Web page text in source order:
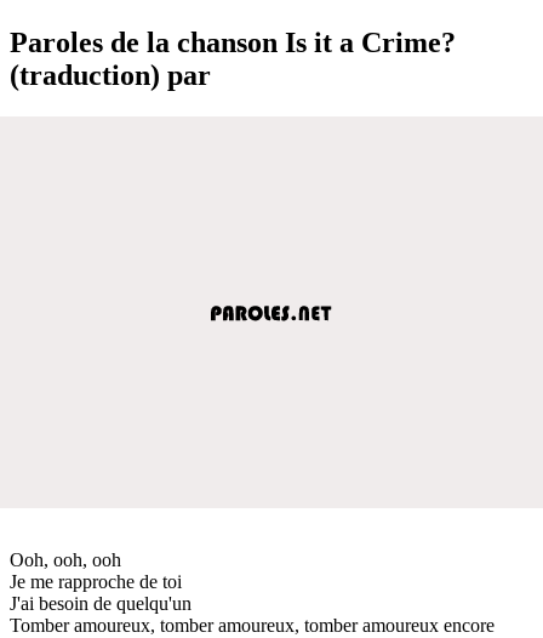
Paroles de la chanson Is it a Crime?
(traduction) par
Ooh, ooh, ooh
Je me rapproche de toi
J'ai besoin de quelqu'un
Tomber amoureux, tomber amoureux, tomber amoureux encore